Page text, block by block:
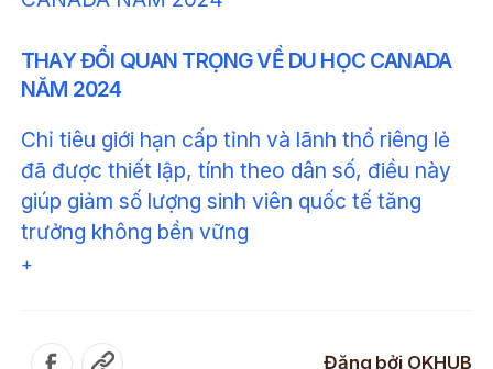
THAY ĐỔI QUAN TRỌNG VỀ DU HỌC CANADA
NĂM 2024
Chỉ tiêu giới hạn cấp tỉnh và lãnh thổ riêng lẻ
đã được thiết lập, tính theo dân số, điều này
giúp giảm số lượng sinh viên quốc tế tăng
trưởng không bền vững
+
Đăng bởi OKHUB